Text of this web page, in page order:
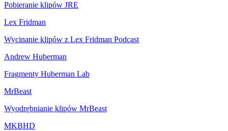
Pobieranie klipów JRE
Lex Fridman
Wycinanie klipów z Lex Fridman Podcast
Andrew Huberman
Fragmenty Huberman Lab
MrBeast
Wyodrębnianie klipów MrBeast
MKBHD